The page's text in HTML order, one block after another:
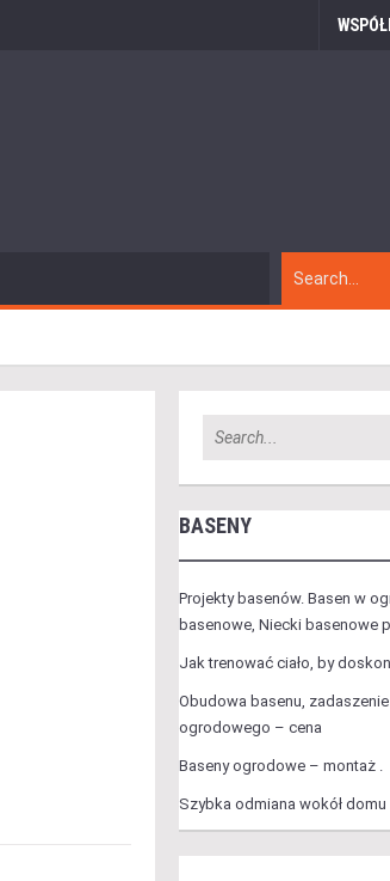
BASENY
Projekty basenów. Basen w
basenowe, Niecki basenowe
Jak trenować ciało, by
Obudowa basenu,
ogrodowego – cena
Baseny ogrodowe – montaż .
Szybka odmiana wokół domu